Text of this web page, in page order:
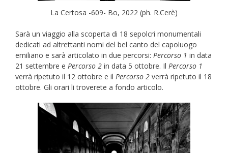
La Certosa -609- Bo, 2022 (ph. R.Cerè)
Sarà un viaggio alla scoperta di 18 sepolcri monumentali
dedicati ad altrettanti nomi del bel canto del capoluogo
emiliano e sarà articolato in due percorsi: Percorso 1 in data
21 settembre e Percorso 2 in data 5 ottobre. Il Percorso 1
verrà ripetuto il 12 ottobre e il Percorso 2 verrà ripetuto il 18
ottobre. Gli orari li troverete a fondo articolo.